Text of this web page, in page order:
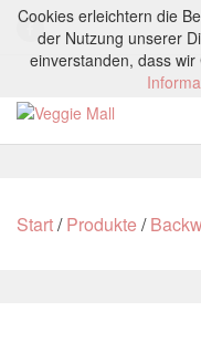
Start/Produkte /
Cookies erleichtern die
der Nutzung unserer
einverstanden, dass